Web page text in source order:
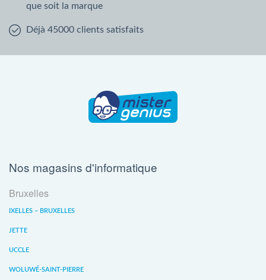
que soit la marque
Déjà 45000 clients satisfaits
Nos magasins d'informatique
Bruxelles
IXELLES – BRUXELLES
JETTE
UCCLE
WOLUWÉ-SAINT-PIERRE